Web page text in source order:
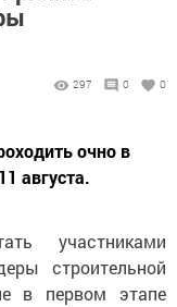
297 0 0
очно в
августа.
участниками
строительной
в первом этапе